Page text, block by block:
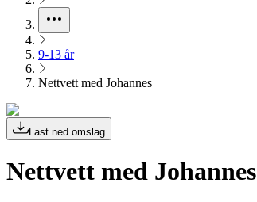
9-13 år
Nettvett med Johannes
Last ned omslag
Nettvett med Johannes